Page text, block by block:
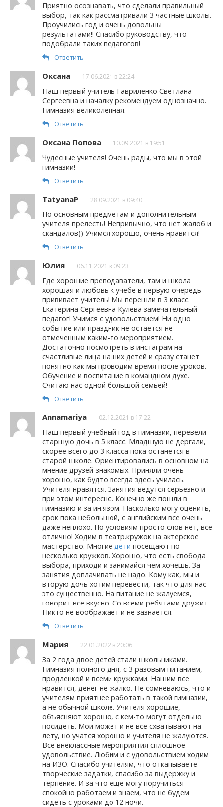
Приятно осознавать, что сделали правильный
выбор, так как рассматривали 3 частные школы.
Проучились год и очень довольны
результатами!! Спасибо руководству, что
подобрали таких педагогов!
Ответить
Оксана 17.06.2021 в 22:24
Наш первый учитель Гавриленко Светлана
Сергеевна и началку рекомендуем однозначно.
Гимназия великолепная.
Ответить
Оксана Попова 10.09.2021 в 19:51
Чудесные учителя! Очень рады, что мы в этой
гимназии!
Ответить
TatyanaP 28.09.2021 в 09:40
По основным предметам и дополнительным
учителя прелесть! Непривычно, что нет жалоб и
скандалов)) Учимся хорошо, очень нравится!
Ответить
Юлия 06.11.2021 в 09:23
Где хорошие преподаватели, там и школа
хорошая и любовь к учебе в первую очередь
прививает учитель! Мы перешли в 3 класс.
Екатерина Сергеевна Кулева замечательный
педагог! Учимся с удовольствием! Ни одно
событие или праздник не остается не
отмеченным каким-то мероприятием.
Достаточно посмотреть в инстаграм на
счастливые лица наших детей и сразу станет
понятно как мы проводим время после уроков.
Обучение и воспитание в командном духе.
Считаю нас одной большой семьей!
Ответить
Annamariya 02.12.2021 в 17:22
Наш первый учебный год в гимназии, перевели
старшую дочь в 5 класс. Младшую не дергали,
скорее всего до 3 класса пока останется в
старой школе. Ориентировались в основном на
мнение друзей-знакомых. Приняли очень
хорошо, как будто всегда здесь училась.
Учителя нравятся. Занятия ведутся серьезно и
при этом интересно. Конечно же пошли в
гимназию и за ин.язом. Насколько могу оценить,
срок пока небольшой, с английским все очень
даже неплохо. По условиям просто слов нет, все
отлично! Ходим в театр.кружок на актерское
мастерство. Многие дети посещают по
несколько кружков. Хорошо, что есть свобода
выбора, приходи и занимайся чем хочешь. За
занятия доплачивать не надо. Кому как, мы и
вторую дочь хотим перевести, так что для нас
это существенно. На питание не жалуемся,
говорит все вкусно. Со всеми ребятами дружит.
Никто не воображает и не зазнается.
Ответить
Мария 22.01.2022 в 20:06
За 2 года двое детей стали школьниками.
Гимназия полного дня, с 3 разовым питанием,
продленкой и всеми кружками. Нашим все
нравится, денег не жалко. Не сомневаюсь, что и
учителям приятнее работать в такой гимназии,
а не обычной школе. Учителя хорошие,
объясняют хорошо, с кем-то могут отдельно
посидеть. Мои может и не все схватывают на
лету, но учатся хорошо и учителя не жалуются.
Все внеклассные мероприятия сплошное
удовольствие. Любим и с удовольствием ходим
на ИЗО. Спасибо учителям, что откапываете
творческие задатки, спасибо за выдержку и
терпение. И за что еще могу поручиться —
спокойно работаем и знаем, что не будем
сидеть с уроками до 12 ночи.